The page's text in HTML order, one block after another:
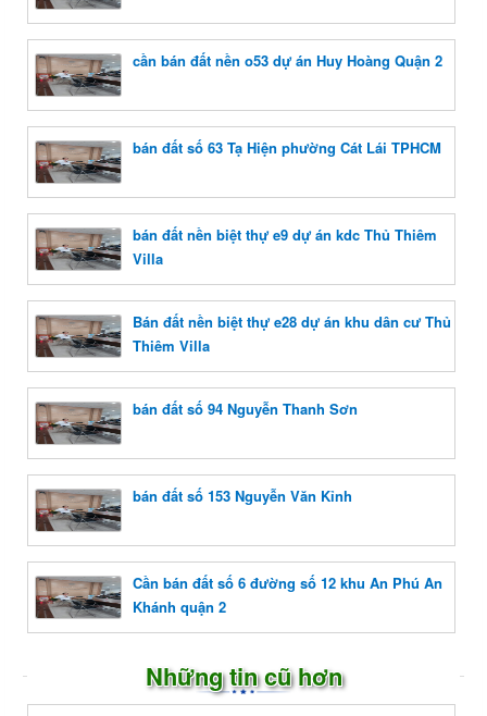
cần bán đất nền o53 dự án Huy Hoàng Quận 2
bán đất số 63 Tạ Hiện phường Cát Lái TPHCM
bán đất nền biệt thự e9 dự án kdc Thủ Thiêm
Villa
Bán đất nền biệt thự e28 dự án khu dân cư Thủ
Thiêm Villa
bán đất số 94 Nguyễn Thanh Sơn
bán đất số 153 Nguyễn Văn Kỉnh
Cần bán đất số 6 đường số 12 khu An Phú An
Khánh quận 2
Những tin cũ hơn